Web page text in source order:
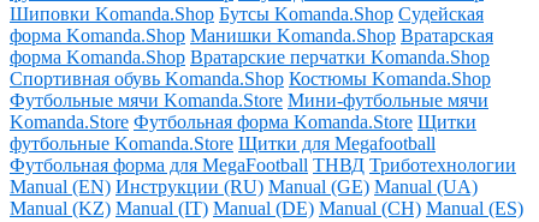
Шиповки Komanda.Shop Бутсы Komanda.Shop Судейская
форма Komanda.Shop Манишки Komanda.Shop Вратарская
форма Komanda.Shop Вратарские перчатки Komanda.Shop
Спортивная обувь Komanda.Shop Костюмы Komanda.Shop
Футбольные мячи Komanda.Store Мини-футбольные мячи
Komanda.Store Футбольная форма Komanda.Store Щитки
футбольные Komanda.Store Щитки для Megafootball
Футбольная форма для MegaFootball ТНВД Триботехнологии
Manual (EN) Инструкции (RU) Manual (GE) Manual (UA)
Manual (KZ) Manual (IT) Manual (DE) Manual (CH) Manual (ES)